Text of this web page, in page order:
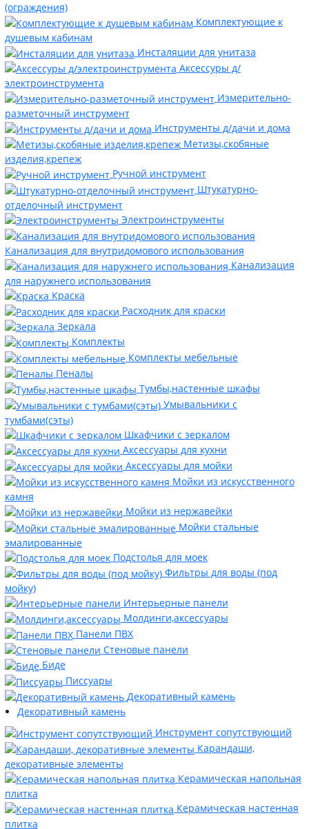
(ограждения)
Комплектующие к
душевым кабинам
Инсталяции для унитаза
Аксессуры д/
электроинструмента
Измерительно-
разметочный инструмент
Инструменты д/дачи и дома
Метизы,скобяные
изделия,крепеж
Ручной инструмент
Штукатурно-
отделочный инструмент
Электроинструменты
Канализация для внутридомового использования
Канализация
для наружнего использования
Краска
Расходник для краски
Зеркала
Комплекты
Комплекты мебельные
Пеналы
Тумбы,настенные шкафы
Умывальники с
тумбами(сэты)
Шкафчики с зеркалом
Аксессуары для кухни
Аксессуары для мойки
Мойки из искусственного
камня
Мойки из нержавейки
Мойки стальные
эмалированные
Подстолья для моек
Фильтры для воды (под
мойку)
Интерьерные панели
Молдинги,аксессуары
Панели ПВХ
Стеновые панели
Биде
Писсуары
Декоративный камень
Декоративный камень
Инструмент сопутствующий
Карандаши,
декоративные элементы
Керамическая напольная
плитка
Керамическая настенная
плитка